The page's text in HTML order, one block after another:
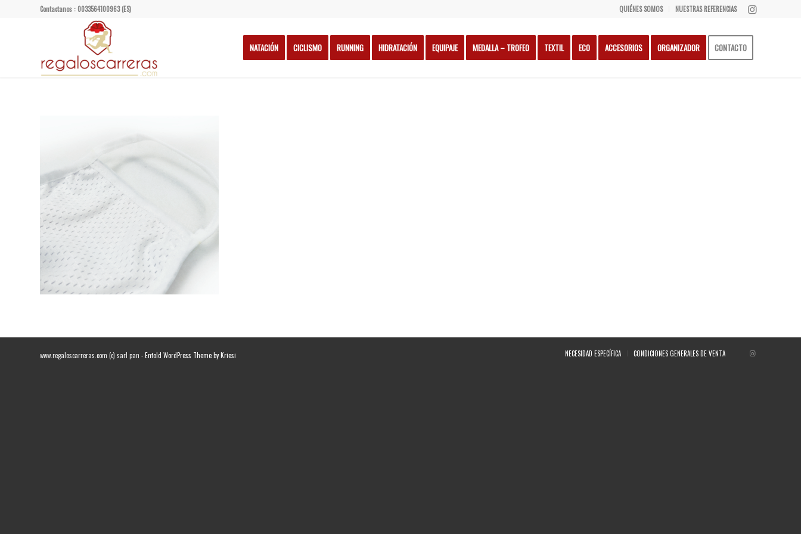
QUIÉNES SOMOS NUESTRAS REFERENCIAS
Contactanos : 0033564100963 (ES)
NATACIÓN CICLISMO RUNNING HIDRATACIÓN EQUIPAJE MEDALLA – TROFEO TEXTIL ECO ACCESORIOS ORGANIZADOR CONTACTO
www.regaloscarreras.com (c) sarl pan -Enfold WordPress Theme by Kriesi NECESIDAD ESPECÍFICA CONDICIONES GENERALES DE VENTA